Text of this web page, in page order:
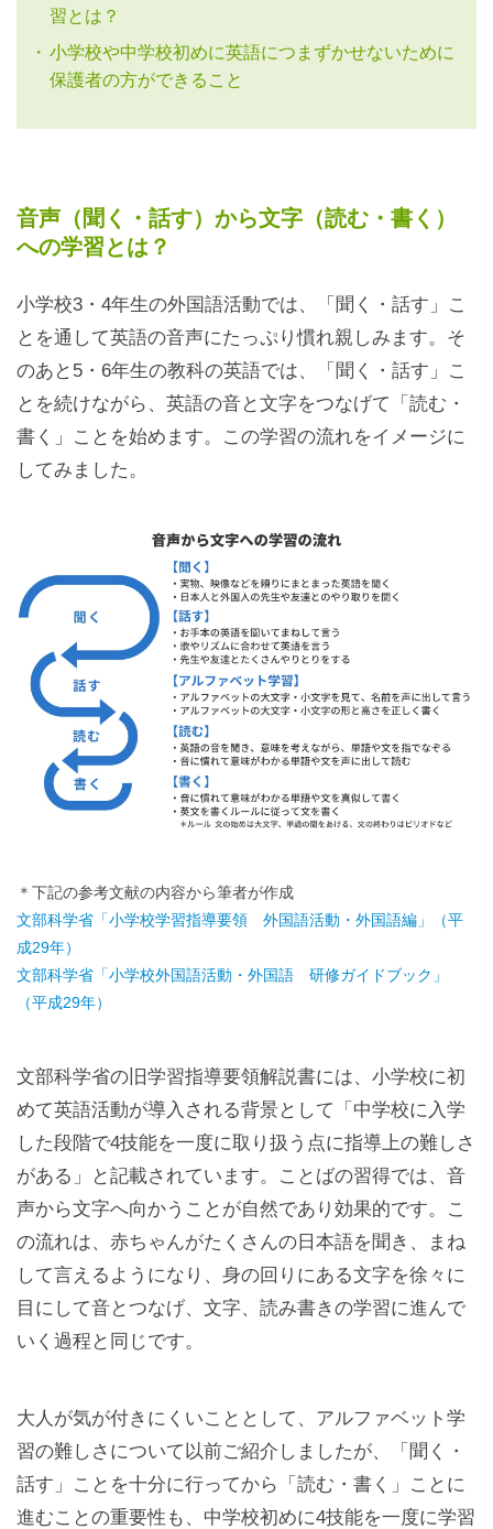
習とは？
小学校や中学校初めに英語につまずかせないために
保護者の方ができること
音声（聞く・話す）から文字（読む・書く）
への学習とは？
小学校3・4年生の外国語活動では、「聞く・話す」こ
とを通して英語の音声にたっぷり慣れ親しみます。そ
のあと5・6年生の教科の英語では、「聞く・話す」こ
とを続けながら、英語の音と文字をつなげて「読む・
書く」ことを始めます。この学習の流れをイメージに
してみました。
＊下記の参考文献の内容から筆者が作成
文部科学省「小学校学習指導要領 外国語活動・外国語編」（平
成29年）
文部科学省「小学校外国語活動・外国語 研修ガイドブック」
（平成29年）
文部科学省の旧学習指導要領解説書には、小学校に初
めて英語活動が導入される背景として「中学校に入学
した段階で4技能を一度に取り扱う点に指導上の難しさ
がある」と記載されています。ことばの習得では、音
声から文字へ向かうことが自然であり効果的です。こ
の流れは、赤ちゃんがたくさんの日本語を聞き、まね
して言えるようになり、身の回りにある文字を徐々に
目にして音とつなげ、文字、読み書きの学習に進んで
いく過程と同じです。
大人が気が付きにくいこととして、アルファベット学
習の難しさについて以前ご紹介しましたが、「聞く・
話す」ことを十分に行ってから「読む・書く」ことに
進むことの重要性も、中学校初めに4技能を一度に学習